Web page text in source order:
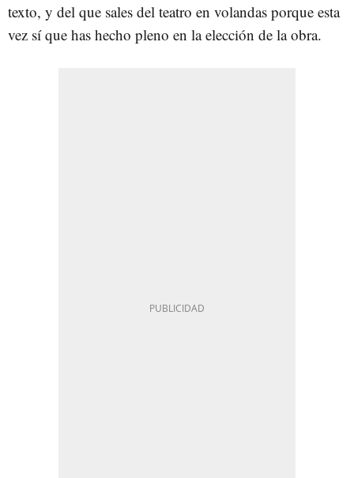
texto, y del que sales del teatro en volandas porque esta
vez sí que has hecho pleno en la elección de la obra.